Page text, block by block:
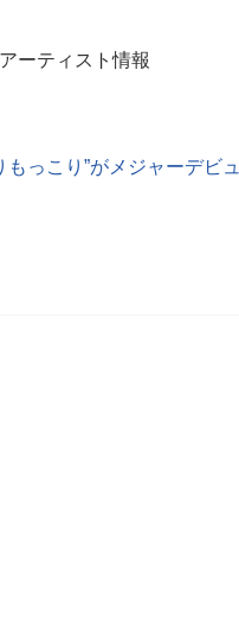
ーティスト情報
もっこり”がメジャーデビ